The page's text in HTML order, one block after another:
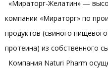
«Мираторг-Желатин» —
компании «Мираторг» по
продуктов (свиного
протеина) из собственного
Компания Naturi Pharm